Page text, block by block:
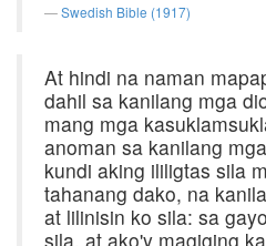
Swedish Bible (1917)
At hindi na naman
dahil sa kanilang mga
mang mga
anoman sa kanilang
kundi aking ililigtas sila
tahanang dako, na
at lilinisin ko sila: sa
sila, at ako'y magiging